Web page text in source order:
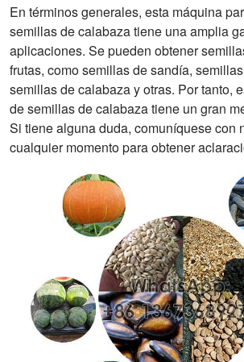
En términos generales, esta máquina
semillas de calabaza tiene una amplia
aplicaciones. Se pueden obtener
frutas, como semillas de sandía,
semillas de calabaza y otras. Por tanto,
de semillas de calabaza tiene un gran
Si tiene alguna duda, comuníquese con
cualquier momento para obtener